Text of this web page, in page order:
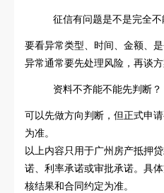
征信有问题是不是完全不
要看异常类型、时间、金额、
异常通常要先处理风险，再谈方
资料不齐能不能先判断？
可以先做方向判断，但正式申
为准。
以上内容只用于广州房产抵押
诺、利率承诺或审批承诺。具
核结果和合同约定为准。